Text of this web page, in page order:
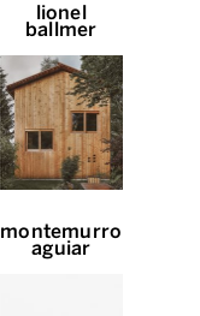
lionel
ballmer
montemurro
aguiar